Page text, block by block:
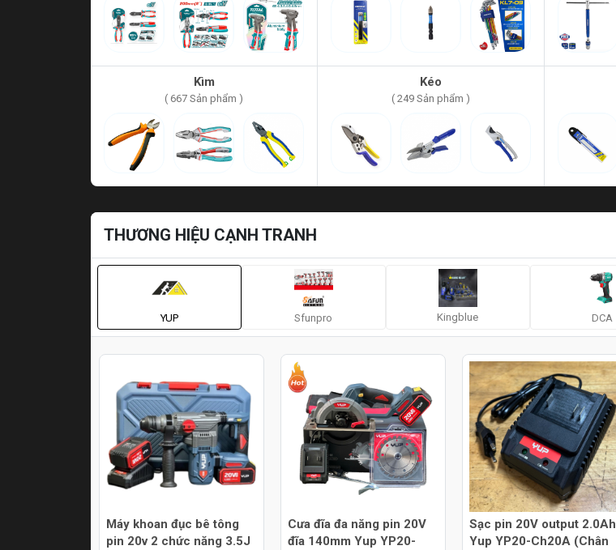
Kìm
( 667 Sản phẩm )
Kéo
( 249 Sản phẩm )
THƯƠNG HIỆU CẠNH TRANH
YUP Sfunpro Kingblue DCA
Máy khoan đục bê tông
pin 20v 2 chức năng 3.5J
Cưa đĩa đa năng pin 20V
đĩa 140mm Yup YP20-
Sạc pin 20V output 2.0Ah
Yup YP20-Ch20A (Chân